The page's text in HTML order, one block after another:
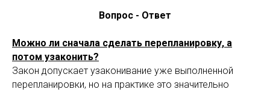
Вопрос - Ответ
Можно ли сначала сделать перепланировку, а
потом узаконить?
Закон допускает узаконивание уже выполненной
перепланировки, но на практике это значительно